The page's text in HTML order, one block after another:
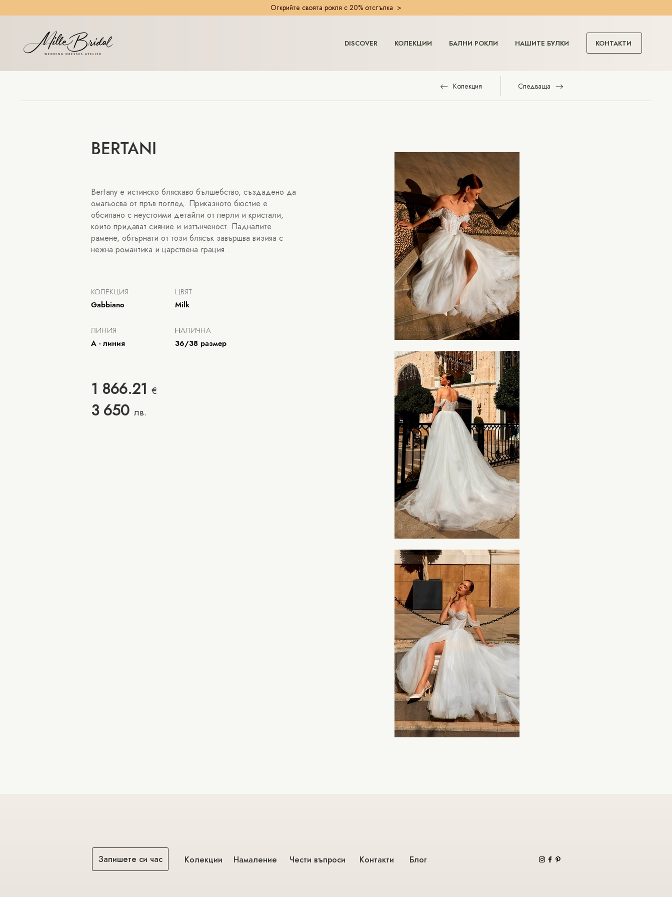
Открийте своята рокля с 20% отстъпка >
DISCOVER КОЛЕКЦИИ БАЛНИ РОКЛИ НАШИТЕ БУЛКИ КОНТАКТИ
Следваща
Колекция
BERTANI
Bertany е истинско бляскаво бълшебство, създадено да
омагьосва от пръв поглед. Приказното бюстие е
обсипано с неустоими детайли от перли и кристали,
които придават сияние и изтънченост. Падналите
рамене, обгърнати от този блясък завършва визияа с
нежна романтика и царствена грация..
КОЛЕКЦИЯ
Gabbiano
ЛИНИЯ
А - линия
1 866.21 €
3 650 лв.
ЦВЯТ
Milk
НАЛИЧНА
36/38 размер
Запишете си час Колекции Намаление Чести въпроси Контакти Блог